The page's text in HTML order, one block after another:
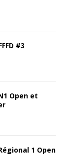
#3
Open et
1 Open